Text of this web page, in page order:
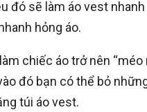
đó sẽ làm áo vest
hỏng áo.
chiếc áo trở nên “méo
đó bạn có thể bỏ
túi áo vest.